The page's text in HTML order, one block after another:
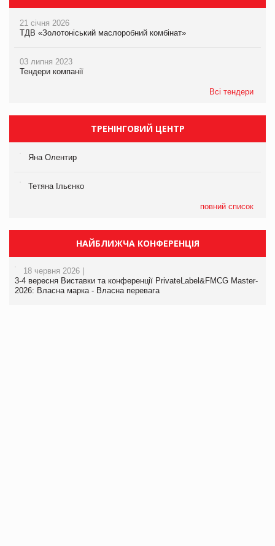
21 січня 2026
ТДВ «Золотоніський маслоробний комбінат»
03 липня 2023
Тендери компанії
Всі тендери
ТРЕНІНГОВИЙ ЦЕНТР
Яна Олентир
Тетяна Ільєнко
повний список
НАЙБЛИЖЧА КОНФЕРЕНЦІЯ
18 червня 2026 |
3-4 вересня Виставки та конференції PrivateLabel&FMCG Master-
2026: Власна марка - Власна перевага